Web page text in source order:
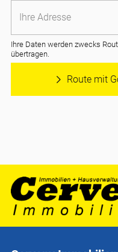
Ihre Daten werden zwecks
übertragen.
Route mit